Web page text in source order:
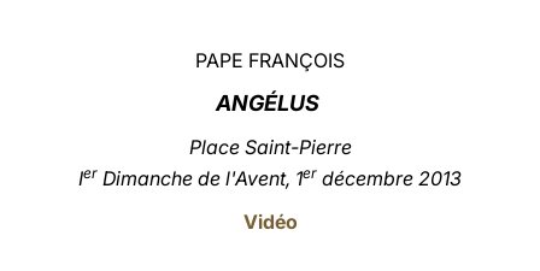
PAPE FRANÇOIS
ANGÉLUS
Place Saint-Pierre
Ier Dimanche de l'Avent, 1er décembre 2013
Vidéo